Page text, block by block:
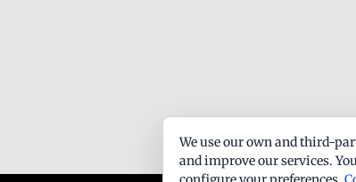
We use our own and third-
and improve our services.